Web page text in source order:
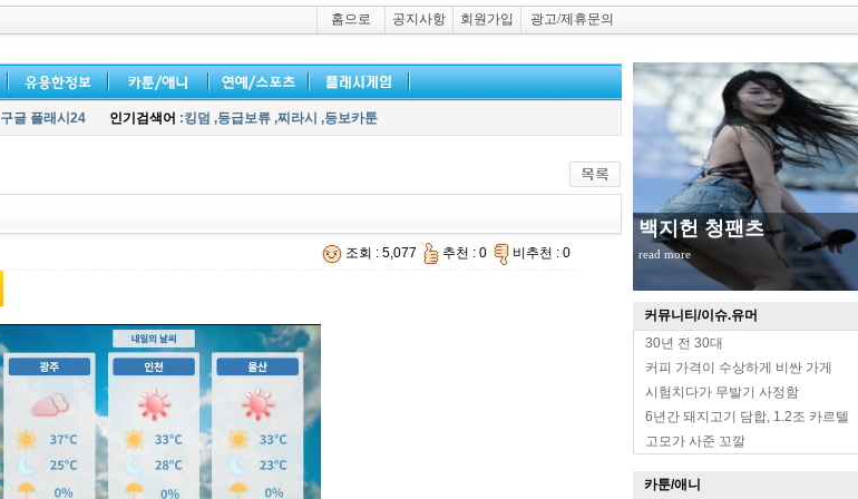
홈으로 공지사항 회원가입 광고/제휴문의
백지헌 청팬츠
read more
커뮤니티/이슈.유머
30년 전 30대
커피 가격이 수상하게 비싼 가게
시험치다가 무발기 사정함
6년간 돼지고기 담합, 1.2조 카르텔
고모가 사준 꼬깔
카툰/애니
구글 플래시24 인기검색어 :킹덤 ,등급보류 ,찌라시 ,등보카툰
조회 : 5,077 추천 : 0 비추천 : 0